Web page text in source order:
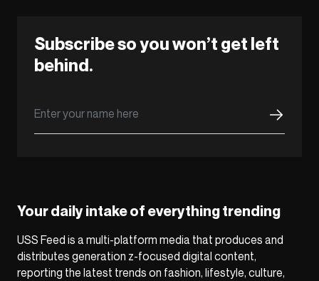
Subscribe so you won’t get left
behind.
Your daily intake of everything trending
USS Feed is a multi-platform media that produces and
distributes generation z-focused digital content,
reporting the latest trends on fashion, lifestyle, culture,